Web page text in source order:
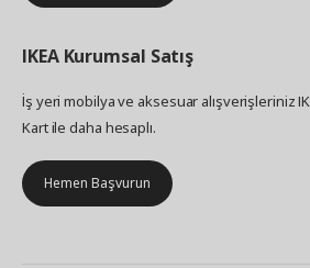
IKEA Kurumsal Satış
İş yeri mobilya ve aksesuar alışverişleriniz
Kart ile daha hesaplı.
Hemen Başvurun